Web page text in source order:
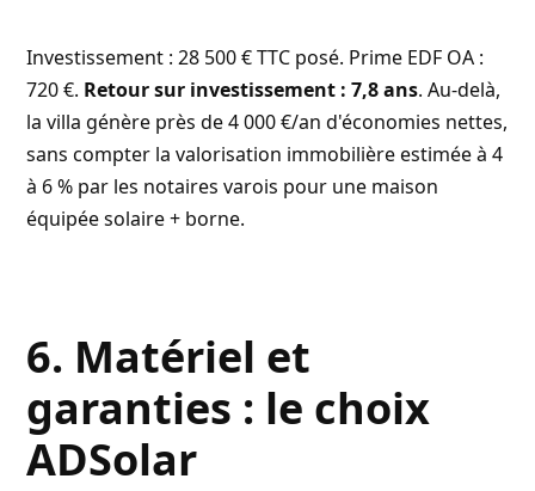
Investissement : 28 500 € TTC posé. Prime EDF OA :
720 €. Retour sur investissement : 7,8 ans. Au-delà,
la villa génère près de 4 000 €/an d'économies nettes,
sans compter la valorisation immobilière estimée à 4
à 6 % par les notaires varois pour une maison
équipée solaire + borne.
6. Matériel et
garanties : le choix
ADSolar